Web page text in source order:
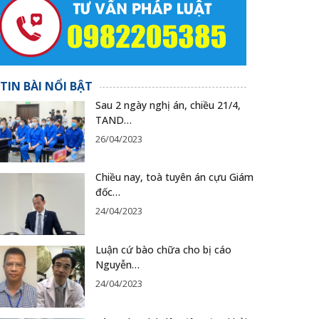
TIN BÀI NỔI BẬT
Sau 2 ngày nghị án, chiều 21/4,
TAND…
26/04/2023
Chiều nay, toà tuyên án cựu Giám
đốc…
24/04/2023
Luận cứ bào chữa cho bị cáo
Nguyễn…
24/04/2023